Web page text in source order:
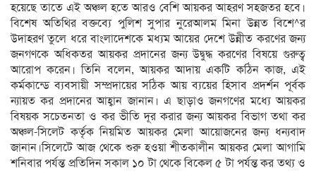
হয়েছে তাতে এই অঞ্চল হতে আরও বেশি আয়কর আহরণ সহজতর হবে।
বিশেষ অতিথির বক্তব্যে পুলিশ সুপার নুরেআলম মিনা উন্নত বিশে^র
উদাহরণ তুলে ধরে বাংলাদেশকে মধ্যম আয়ের দেশে উন্নীত করণের জন্য
জনগণকে অধিকতর আয়কর প্রদানের জন্য উদ্বুদ্ধ করণের বিষয়ে গুরুত্ব
আরোপ করেন। তিনি বলেন, আয়কর আদায় একটি কঠিন কাজ, এই
কর্মকান্ডে ব্যবসায়ী সম্প্রদায়ের সঠিক আয় ব্যয়ের হিসাব প্রদর্শন পূর্বক
ন্যায়ত কর প্রদানের আহ্বান জানান। এ ছাড়াও জনগণের মধ্যে আয়কর
বিষয়ক সচেতনতা ও কর ভীতি দূর করার জন্য আয়কর বিভাগ তথা কর
অঞ্চল-সিলেট কর্তৃক নিয়মিত আয়কর মেলা আয়োজনের জন্য ধন্যবাদ
জানান।সিলেটে আজ থেকে শুরু হওয়া শীতকালীন আয়কর মেলা আগামি
শনিবার পর্যন্ত প্রতিদিন সকাল ১০ টা থেকে বিকেল ৫ টা পর্যন্ত কর তথ্য ও